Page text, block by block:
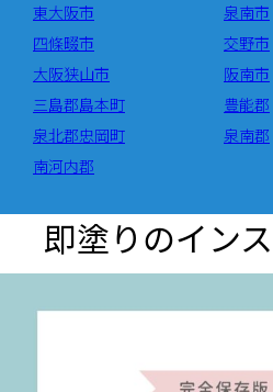
東大阪市
泉南市
四條畷市
交野市
大阪狭山市
阪南市
三島郡島本町
豊能郡
泉北郡忠岡町
泉南郡
南河内郡
即塗りのイン
✨ 賢いお金の使い方！外壁塗装でコ